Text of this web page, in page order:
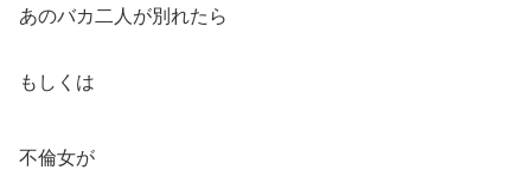
あのバカ二人が別れたら
もしくは
不倫女が